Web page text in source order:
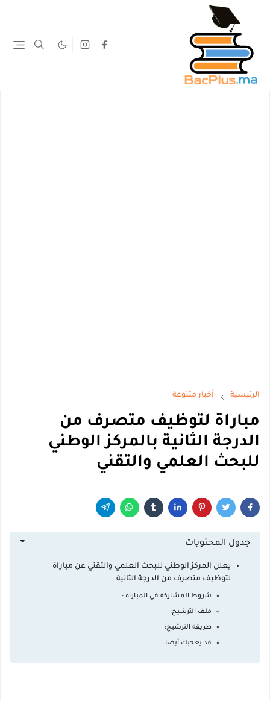
الرئيسية أخبار متنوعة
مباراة لتوظيف متصرف من
الدرجة الثانية بالمركز الوطني
للبحث العلمي والتقني
جدول المحتويات
يعلن المركز الوطني للبحث العلمي والتقني عن مباراة
لتوظيف متصرف من الدرجة الثانية
شروط المشاركة في المباراة :
ملف الترشيح:
طريقة الترشيح:
قد يعجبك أيضا